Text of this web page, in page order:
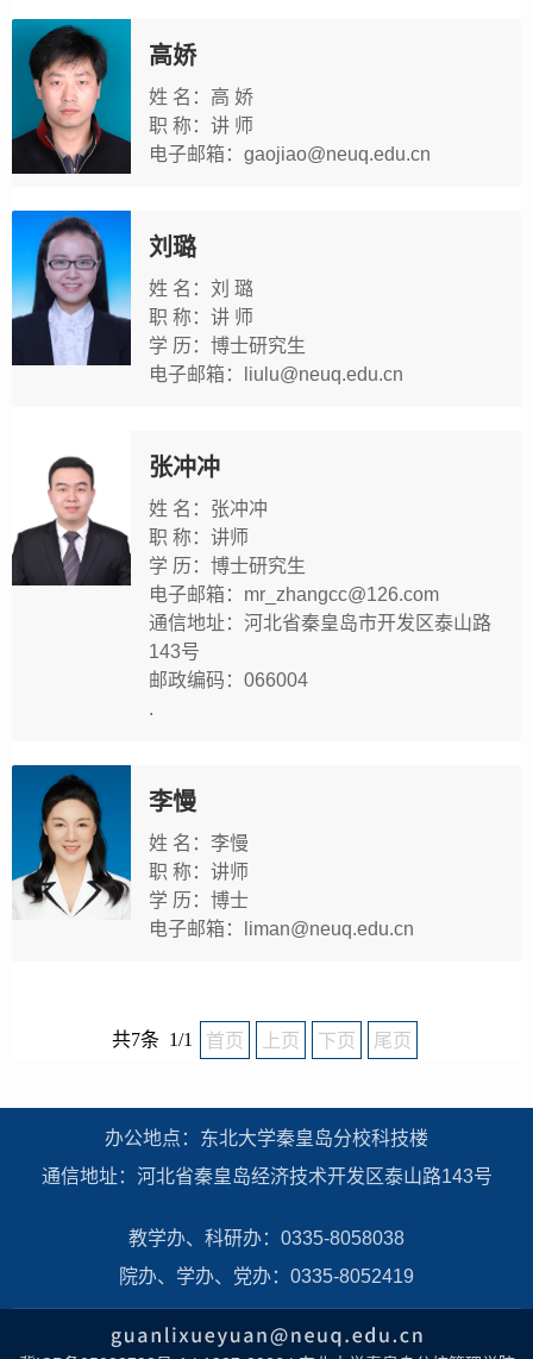
高娇
姓 名：高 娇
职 称：讲 师
电子邮箱：gaojiao@neuq.edu.cn
刘璐
姓 名：刘 璐
职 称：讲 师
学 历：博士研究生
电子邮箱：liulu@neuq.edu.cn
张冲冲
姓 名：张冲冲
职 称：讲师
学 历：博士研究生
电子邮箱：mr_zhangcc@126.com
通信地址：河北省秦皇岛市开发区泰山路
143号
邮政编码：066004
.
李慢
姓 名：李慢
职 称：讲师
学 历：博士
电子邮箱：liman@neuq.edu.cn
共7条 1/1 首页 上页 下页 尾页
办公地点：东北大学秦皇岛分校科技楼
通信地址：河北省秦皇岛经济技术开发区泰山路143号
教学办、科研办：0335-8058038
院办、学办、党办：0335-8052419